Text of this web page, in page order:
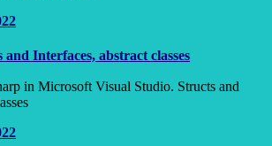
Lesson # 16. Structs and Interfaces, abstract classes
in Microsoft Visual Studio. Structs and